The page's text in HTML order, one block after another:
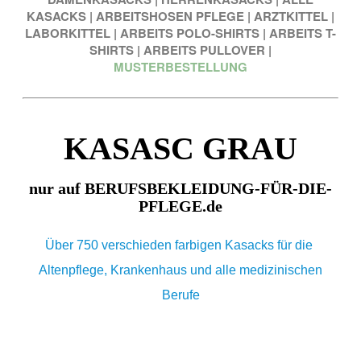
KASACKS | ARBEITSHOSEN PFLEGE | ARZTKITTEL |
LABORKITTEL | ARBEITS POLO-SHIRTS | ARBEITS T-
SHIRTS | ARBEITS PULLOVER |
MUSTERBESTELLUNG
KASASC GRAU
nur auf BERUFSBEKLEIDUNG-FÜR-DIE-
PFLEGE.de
Über 750 verschieden farbigen Kasacks für die
Altenpflege, Krankenhaus und alle medizinischen
Berufe